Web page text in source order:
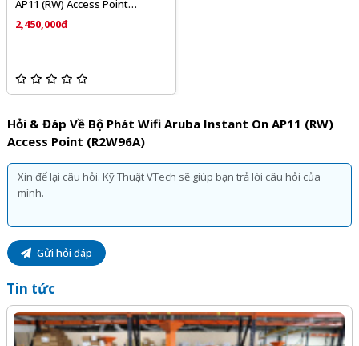
AP11 (RW) Access Point
(R2W96A)
2,450,000đ
Hỏi & Đáp Về Bộ Phát Wifi Aruba Instant On AP11 (RW)
Access Point (R2W96A)
Gửi hỏi đáp
Tin tức